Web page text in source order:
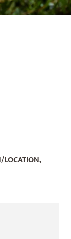
LOCATION,